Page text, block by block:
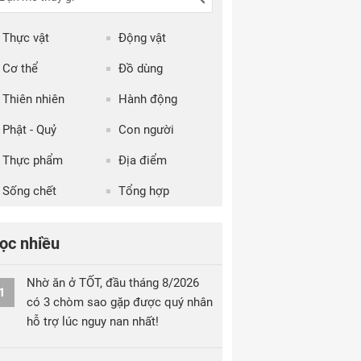
Thực vật Động vật
Cơ thể Đồ dùng
Thiên nhiên Hành động
Phật - Quỷ Con người
Thực phẩm Địa điểm
Sống chết Tổng hợp
nhiều
Nhờ ăn ở TỐT, đầu tháng 8/2026
có 3 chòm sao gặp được quý nhân
hỗ trợ lúc nguy nan nhất!